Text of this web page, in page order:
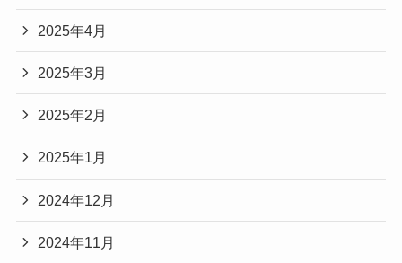
2025年4月
2025年3月
2025年2月
2025年1月
2024年12月
2024年11月